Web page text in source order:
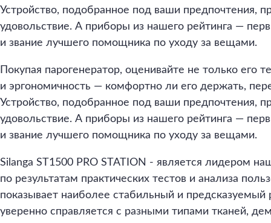
Устройство, подобранное под ваши предпочтения,
удовольствие. А приборы из нашего рейтинга —
и звание лучшего помощника по уходу за вещами.
Покупая парогенератор, оценивайте не только его
и эргономичность — комфортно ли его держать,
Устройство, подобранное под ваши предпочтения,
удовольствие. А приборы из нашего рейтинга —
и звание лучшего помощника по уходу за вещами.
Silanga ST1500 PRO STATION - является лидером
по результатам практических тестов и анализа
показывает наиболее стабильный и предсказуемый
уверенно справляется с разными типами тканей,